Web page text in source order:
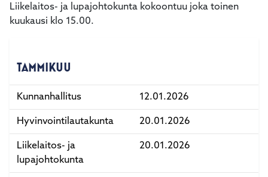
Liikelaitos- ja lupajohtokunta kokoontuu joka toinen
kuukausi klo 15.00.
TAMMIKUU
Kunnanhallitus 12.01.2026
Hyvinvointilautakunta 20.01.2026
Liikelaitos- ja
lupajohtokunta
20.01.2026